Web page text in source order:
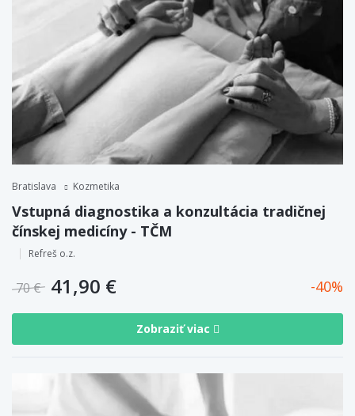
Bratislava Kozmetika
Vstupná diagnostika a konzultácia tradičnej
čínskej medicíny - TČM
Refreš o.z.
70 € 41,90 € 40
Zobraziť viac